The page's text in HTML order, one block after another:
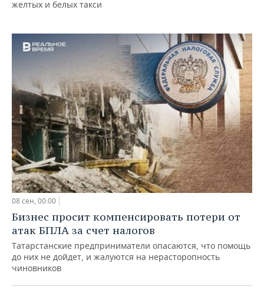
желтых и белых такси
08 сен, 00:00
Бизнес просит компенсировать потери от
атак БПЛА за счет налогов
Татарстанские предприниматели опасаются, что помощь
до них не дойдет, и жалуются на нерасторопность
чиновников